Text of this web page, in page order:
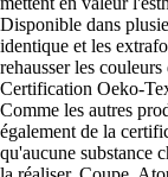
Disponible dans
identique et les
rehausser les
Certification Oeko-
Comme les autres
également de la
qu'aucune substance